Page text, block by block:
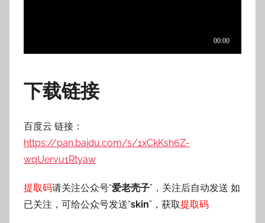
下载链接
百度云 链接：
https://pan.baidu.com/s/1xCkKsh6Z-
wqUervu1Rtyaw
提取码请关注公众号“爱老壳子”，关注后自动发送 如
已关注，可给公众号发送“skin”，获取提取码